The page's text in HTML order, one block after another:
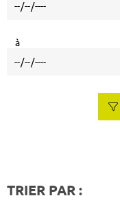
à
TRIER PAR :